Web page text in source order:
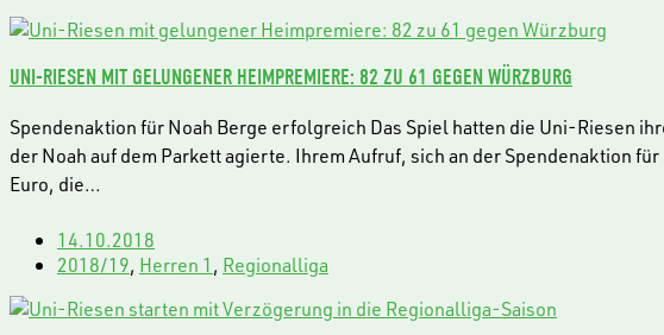
UNI-RIESEN MIT GELUNGENER HEIMPREMIERE: 82 ZU 61 GEGEN WÜRZBURG
Spendenaktion für Noah Berge erfolgreich Das Spiel hatten die Uni-Riesen
der Noah auf dem Parkett agierte. Ihrem Aufruf, sich an der Spendenaktion
Euro, die…
14.10.2018
2018/19, Herren 1, Regionalliga